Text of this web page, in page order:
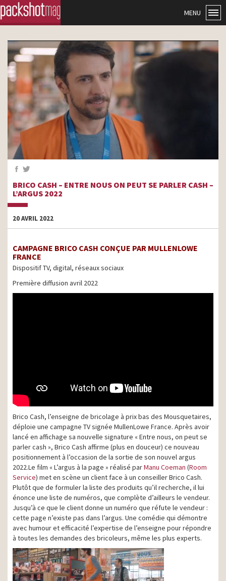
MENU
BRICO CASH – ENTRE NOUS ON PEUT SE PARLER CASH –
L’ARGUS 2022
20 AVRIL 2022
CAMPAGNE BRICO CASH CONÇUE PAR MULLENLOWE
FRANCE
Dispositif TV, digital, réseaux sociaux
Première diffusion avril 2022
Brico Cash, l’enseigne de bricolage à prix bas des Mousquetaires,
déploie une campagne TV signée MullenLowe France. Après avoir
lancé en affichage sa nouvelle signature « Entre nous, on peut se
parler cash », Brico Cash affirme (plus en douceur) ce nouveau
positionnement à l’occasion de la sortie de son nouvel argus
2022.Le film « L’argus à la page » réalisé parManu Coeman (Room
Service) met en scène un client face à un conseiller Brico Cash.
Plutôt que de formuler la liste des produits qu’il recherche, il lui
énonce une liste de numéros, que complète d’ailleurs le vendeur.
Jusqu’à ce que le client donne un numéro que réfute le vendeur :
cette page n’existe pas dans l’argus. Une comédie qui démontre
avec humour et efficacité l’expertise de l’enseigne pour répondre
à toutes les demandes des bricoleurs, même les plus experts.